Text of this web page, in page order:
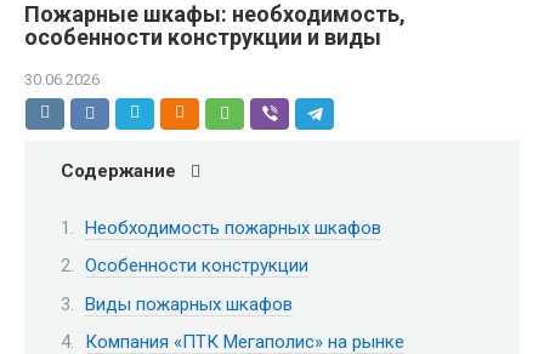
Пожарные шкафы: необходимость,
особенности конструкции и виды
30.06.2026
Содержание
Необходимость пожарных шкафов
Особенности конструкции
Виды пожарных шкафов
Компания «ПТК Мегаполис» на рынке